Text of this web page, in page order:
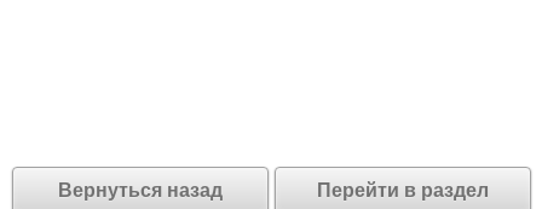
Вернуться назад Перейти в раздел